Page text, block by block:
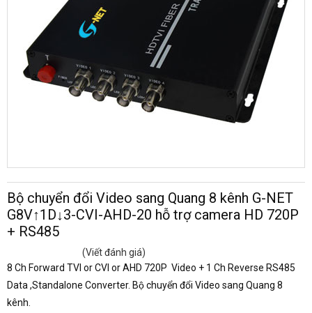
Bộ chuyển đổi Video sang Quang 8 kênh G-NET
G8V↑1D↓3-CVI-AHD-20 hỗ trợ camera HD 720P
+ RS485
(Viết đánh giá)
8 Ch Forward TVI or CVI or AHD 720P Video + 1 Ch Reverse RS485
Data ,Standalone Converter. Bộ chuyển đổi Video sang Quang 8
kênh.